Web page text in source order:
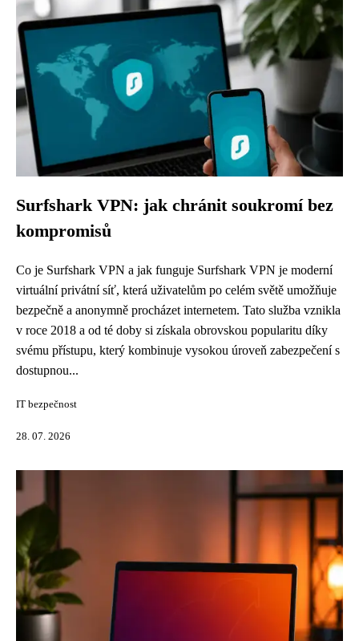
Surfshark VPN: jak chránit soukromí bez
kompromisů
Co je Surfshark VPN a jak funguje Surfshark VPN je moderní
virtuální privátní síť, která uživatelům po celém světě umožňuje
bezpečně a anonymně procházet internetem. Tato služba vznikla
v roce 2018 a od té doby si získala obrovskou popularitu díky
svému přístupu, který kombinuje vysokou úroveň zabezpečení s
dostupnou...
IT bezpečnost
28. 07. 2026